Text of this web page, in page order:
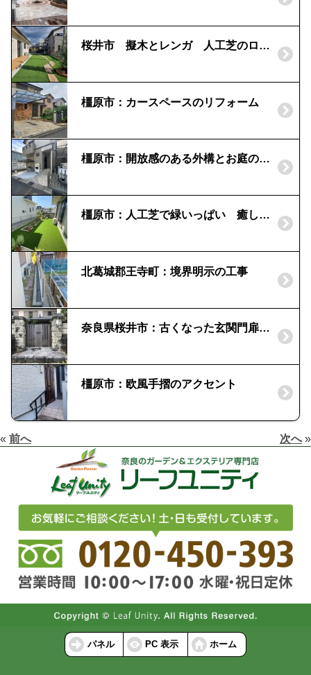
桜井市 擬木とレンガ 人工芝のローメンテナンスなお庭
橿原市：カースペースのリフォーム
橿原市：開放感のある外構とお庭のリフォーム
橿原市：人工芝で緑いっぱい 癒しの庭
北葛城郡王寺町：境界明示の工事
奈良県桜井市：古くなった玄関門扉を木目のアルミ門扉に交換工事
橿原市：欧風手摺のアクセント
« 前へ 次へ»
パネル PC 表示 ホーム